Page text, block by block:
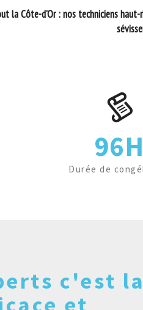
la Côte-d'Or: nos techniciens
96H
Durée de
c'est la